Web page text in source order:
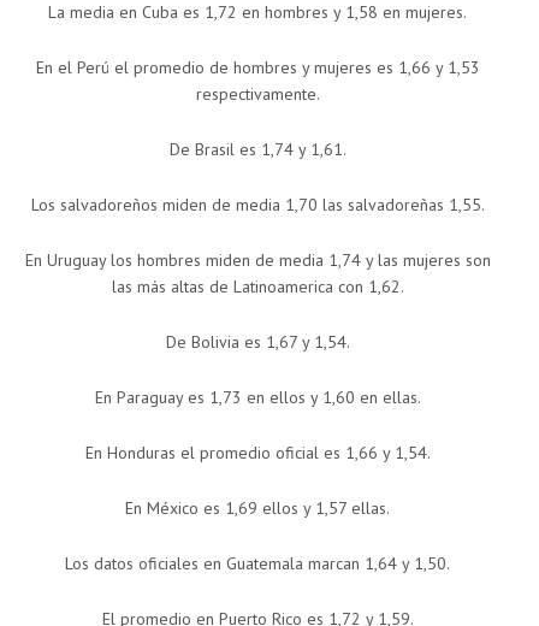
La media en Cuba es 1,72 en hombres y 1,58 en mujeres.
En el Perú el promedio de hombres y mujeres es 1,66 y 1,53
respectivamente.
De Brasil es 1,74 y 1,61.
Los salvadoreños miden de media 1,70 las salvadoreñas 1,55.
En Uruguay los hombres miden de media 1,74 y las mujeres son
las más altas de Latinoamerica con 1,62.
De Bolivia es 1,67 y 1,54.
En Paraguay es 1,73 en ellos y 1,60 en ellas.
En Honduras el promedio oficial es 1,66 y 1,54.
En México es 1,69 ellos y 1,57 ellas.
Los datos oficiales en Guatemala marcan 1,64 y 1,50.
El promedio en Puerto Rico es 1,72 y 1,59.